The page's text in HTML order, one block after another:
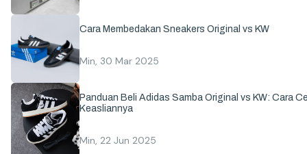
Cara Membedakan Sneakers Original vs KW
Min, 30 Mar 2025
Panduan Beli Adidas Samba Original vs KW: Cara
Keasliannya
Min, 22 Jun 2025